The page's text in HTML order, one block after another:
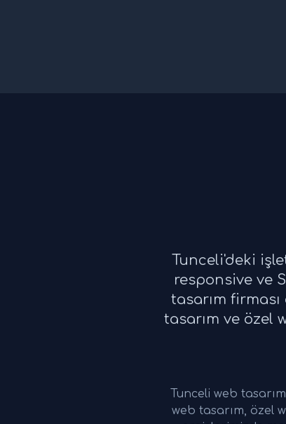
Tunceli'deki
responsive ve
tasarım
tasarım ve özel
Tunceli web
web tasarım, özel